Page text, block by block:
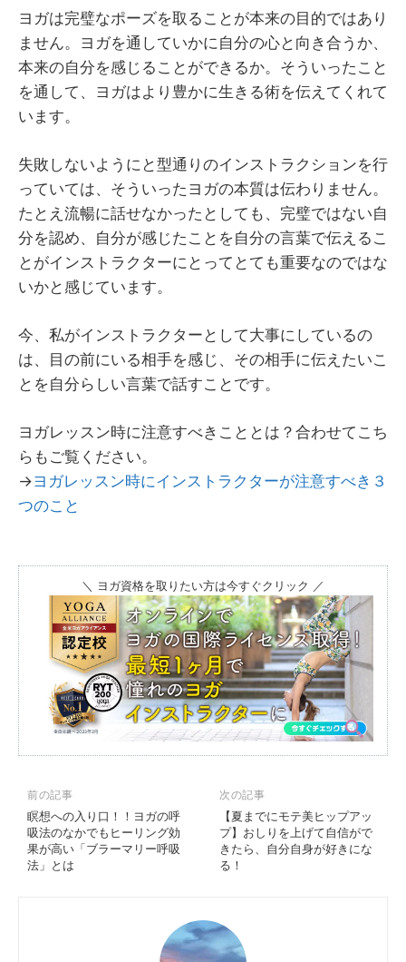
ヨガは完璧なポーズを取ることが本来の目的ではあり
ません。ヨガを通していかに自分の心と向き合うか、
本来の自分を感じることができるか。そういったこと
を通して、ヨガはより豊かに生きる術を伝えてくれて
います。
失敗しないようにと型通りのインストラクションを行
っていては、そういったヨガの本質は伝わりません。
たとえ流暢に話せなかったとしても、完璧ではない自
分を認め、自分が感じたことを自分の言葉で伝えるこ
とがインストラクターにとってとても重要なのではな
いかと感じています。
今、私がインストラクターとして大事にしているの
は、目の前にいる相手を感じ、その相手に伝えたいこ
とを自分らしい言葉で話すことです。
ヨガレッスン時に注意すべきこととは？合わせてこち
らもご覧ください。
→ヨガレッスン時にインストラクターが注意すべき３
つのこと
＼ ヨガ資格を取りたい方は今すぐクリック ／
前の記事
瞑想への入り口！！ヨガの呼
吸法のなかでもヒーリング効
果が高い「ブラーマリー呼吸
法」とは
次の記事
【夏までにモテ美ヒップアッ
プ】おしりを上げて自信がで
きたら、自分自身が好きにな
る！